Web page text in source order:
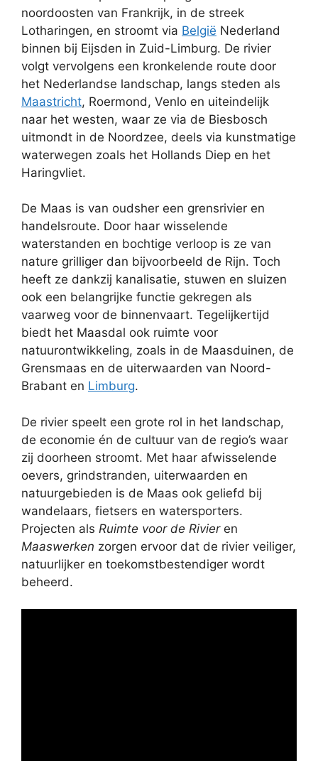
noordoosten van Frankrijk, in de streek
Lotharingen, en stroomt via België Nederland
binnen bij Eijsden in Zuid-Limburg. De rivier
volgt vervolgens een kronkelende route door
het Nederlandse landschap, langs steden als
Maastricht, Roermond, Venlo en uiteindelijk
naar het westen, waar ze via de Biesbosch
uitmondt in de Noordzee, deels via kunstmatige
waterwegen zoals het Hollands Diep en het
Haringvliet.
De Maas is van oudsher een grensrivier en
handelsroute. Door haar wisselende
waterstanden en bochtige verloop is ze van
nature grilliger dan bijvoorbeeld de Rijn. Toch
heeft ze dankzij kanalisatie, stuwen en sluizen
ook een belangrijke functie gekregen als
vaarweg voor de binnenvaart. Tegelijkertijd
biedt het Maasdal ook ruimte voor
natuurontwikkeling, zoals in de Maasduinen, de
Grensmaas en de uiterwaarden van Noord-
Brabant en Limburg.
De rivier speelt een grote rol in het landschap,
de economie én de cultuur van de regio’s waar
zij doorheen stroomt. Met haar afwisselende
oevers, grindstranden, uiterwaarden en
natuurgebieden is de Maas ook geliefd bij
wandelaars, fietsers en watersporters.
Projecten als Ruimte voor de Rivieren
Maaswerken zorgen ervoor dat de rivier veiliger,
natuurlijker en toekomstbestendiger wordt
beheerd.